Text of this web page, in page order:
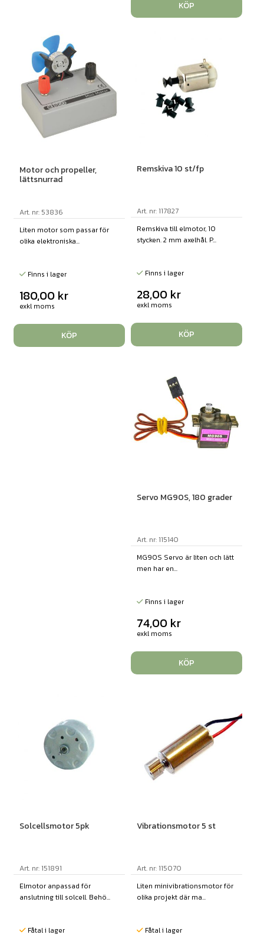
KÖP
Motor och propeller,
lättsnurrad
Art. nr: 53836
Liten motor som passar för
olika elektroniska...
Finns i lager
180,00 kr
exkl moms
KÖP
Remskiva 10 st/fp
Art. nr: 117827
Remskiva till elmotor, 10
stycken. 2 mm axelhål. P...
Finns i lager
28,00 kr
exkl moms
KÖP
Servo MG90S, 180 grader
Art. nr: 115140
MG90S Servo är liten och lätt
men har en...
Finns i lager
74,00 kr
exkl moms
KÖP
Solcellsmotor 5pk
Art. nr: 151891
Elmotor anpassad för
anslutning till solcell. Behö...
Fåtal i lager
Vibrationsmotor 5 st
Art. nr: 115070
Liten minivibrationsmotor för
olika projekt där ma...
Fåtal i lager